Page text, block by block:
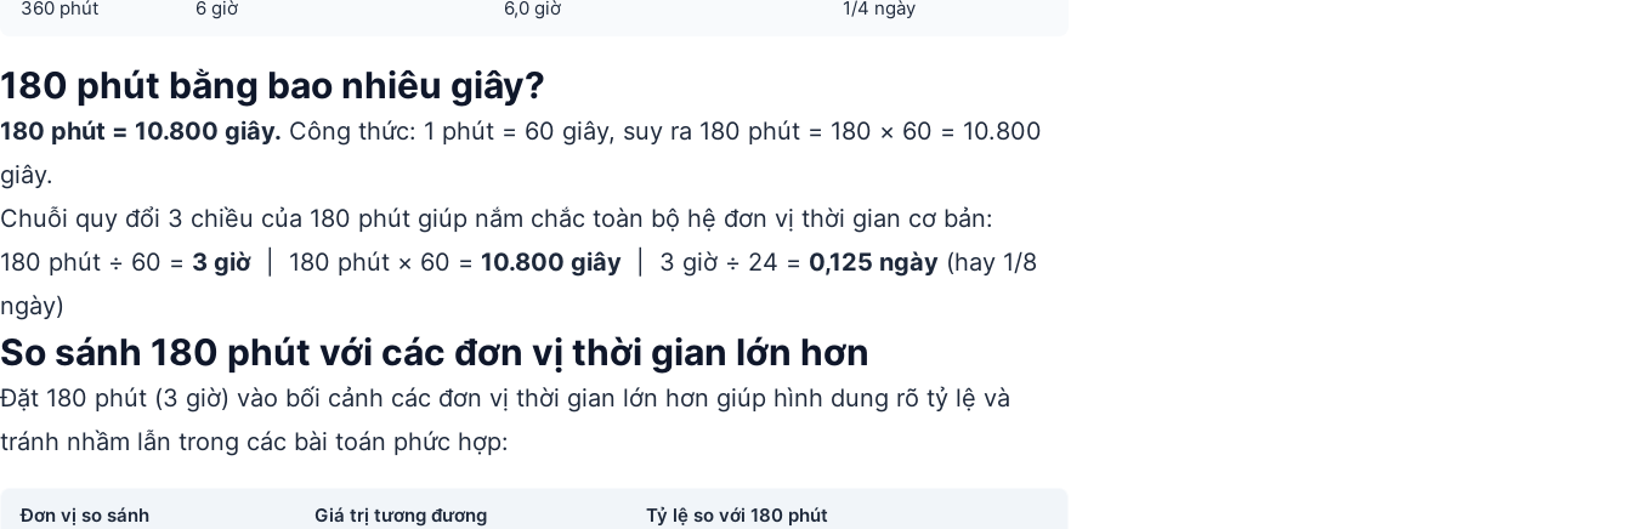
360 phút 6 giờ 6,0 giờ 1/4 ngày
180 phút bằng bao nhiêu giây?
180 phút = 10.800 giây. Công thức: 1 phút = 60 giây, suy ra 180 phút = 180 × 60 = 10.800
giây.
Chuỗi quy đổi 3 chiều của 180 phút giúp nắm chắc toàn bộ hệ đơn vị thời gian cơ bản:
180 phút ÷ 60 = 3 giờ | 180 phút × 60 = 10.800 giây | 3 giờ ÷ 24 = 0,125 ngày (hay 1/8
ngày)
So sánh 180 phút với các đơn vị thời gian lớn hơn
Đặt 180 phút (3 giờ) vào bối cảnh các đơn vị thời gian lớn hơn giúp hình dung rõ tỷ lệ và
tránh nhầm lẫn trong các bài toán phức hợp:
Đơn vị so sánh Giá trị tương đương Tỷ lệ so với 180 phút